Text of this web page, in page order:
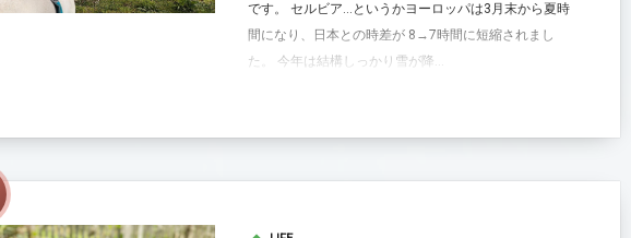
です。 セルビア…というかヨーロッパは3月末から夏時
間になり、日本との時差が 8→7時間に短縮されまし
た。 今年は結構しっかり雪が降...